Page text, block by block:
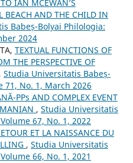
IAN MCEWAN’S
BEACH AND THE CHILD IN
Babeș-Bolyai Philologia:
2024
TEXTUAL FUNCTIONS OF
THE PERSPECTIVE OF
, Studia Universitatis Babeș-
71, No. 1, March 2026
PPs AND COMPLEX EVENT
, Studia Universitatis
67, No. 1, 2022
ET LA NAISSANCE DU
, Studia Universitatis
66, No. 1, 2021